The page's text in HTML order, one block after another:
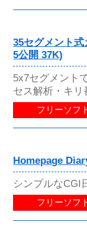
35セグメント
5公開 37K)
5x7セグメント
セス解析・キ
フリーソフ
Homepage
シンプルなCGI
フリーソフ